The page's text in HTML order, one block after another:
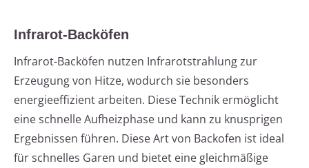
Infrarot-Backöfen
Infrarot-Backöfen nutzen Infrarotstrahlung zur
Erzeugung von Hitze, wodurch sie besonders
energieeffizient arbeiten. Diese Technik ermöglicht
eine schnelle Aufheizphase und kann zu knusprigen
Ergebnissen führen. Diese Art von Backofen ist ideal
für schnelles Garen und bietet eine gleichmäßige